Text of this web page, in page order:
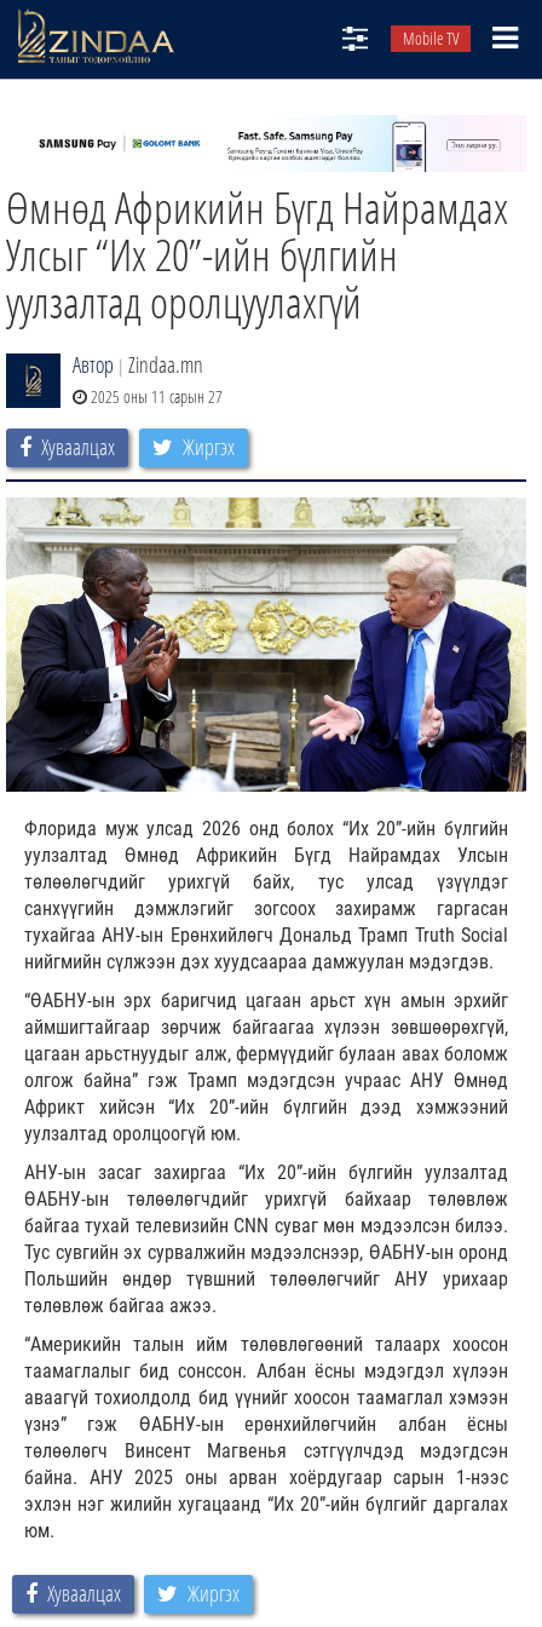
Mobile TV
ТВ8
ӨГЛӨӨНИЙ СОНИН
АУДИО ЗОХИОЛ
Өмнөд Африкийн Бүгд Найрамдах
Улсыг “Их 20”-ийн бүлгийн
уулзалтад оролцуулахгүй
Автор | Zindaa.mn
2025 оны 11 сарын 27
Хуваалцах Жиргэх
Флорида муж улсад 2026 онд болох “Их 20”-ийн бүлгийн
уулзалтад Өмнөд Африкийн Бүгд Найрамдах Улсын
төлөөлөгчдийг урихгүй байх, тус улсад үзүүлдэг
санхүүгийн дэмжлэгийг зогсоох захирамж гаргасан
тухайгаа АНУ-ын Ерөнхийлөгч Дональд Трамп Truth Social
нийгмийн сүлжээн дэх хуудсаараа дамжуулан мэдэгдэв.
“ӨАБНУ-ын эрх баригчид цагаан арьст хүн амын эрхийг
аймшигтайгаар зөрчиж байгаагаа хүлээн зөвшөөрөхгүй,
цагаан арьстнуудыг алж, фермүүдийг булаан авах боломж
олгож байна” гэж Трамп мэдэгдсэн учраас АНУ Өмнөд
Африкт хийсэн “Их 20”-ийн бүлгийн дээд хэмжээний
уулзалтад оролцоогүй юм.
АНУ-ын засаг захиргаа “Их 20”-ийн бүлгийн уулзалтад
ӨАБНУ-ын төлөөлөгчдийг урихгүй байхаар төлөвлөж
байгаа тухай телевизийн CNN суваг мөн мэдээлсэн билээ.
Тус сувгийн эх сурвалжийн мэдээлснээр, ӨАБНУ-ын оронд
Польшийн өндөр түвшний төлөөлөгчийг АНУ урихаар
төлөвлөж байгаа ажээ.
“Америкийн талын ийм төлөвлөгөөний талаарх хоосон
таамаглалыг бид сонссон. Албан ёсны мэдэгдэл хүлээн
аваагүй тохиолдолд бид үүнийг хоосон таамаглал хэмээн
үзнэ” гэж ӨАБНУ-ын ерөнхийлөгчийн албан ёсны
төлөөлөгч Винсент Магвенья сэтгүүлчдэд мэдэгдсэн
байна. АНУ 2025 оны арван хоёрдугаар сарын 1-нээс
эхлэн нэг жилийн хугацаанд “Их 20”-ийн бүлгийг даргалах
юм.
Хуваалцах Жиргэх